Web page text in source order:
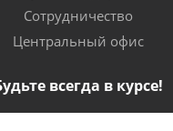
Сотрудничество
Центральный офис
всегда в курсе!